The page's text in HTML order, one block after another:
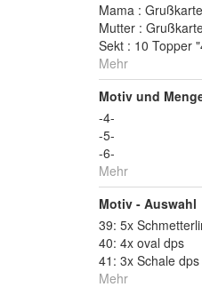
Mama : Grußkarte
Mutter :
Sekt : 10 Topper
Mehr
Motiv und
-4-
-5-
-6-
Mehr
Motiv - Auswahl
39: 5x
40: 4x oval dps
41: 3x Schale dps
Mehr